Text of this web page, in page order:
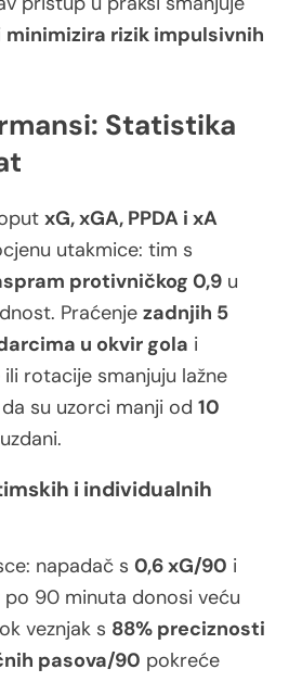
minimizira rizik impulsivnih
Statistika
xG, xGA, PPDA i xA
utakmice: tim s
protivničkog 0,9 u
Praćenje zadnjih 5
u okvir gola i
rotacije smanjuju lažne
su uzorci manji od 10
i individualnih
napadač s 0,6 xG/90 i
90 minuta donosi veću
veznjak s 88% preciznosti
pasova/90 pokreće